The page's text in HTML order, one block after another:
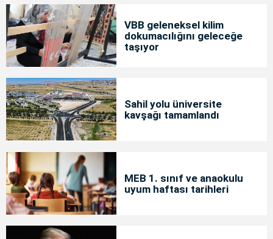
VBB geleneksel kilim
dokumacılığını geleceğe
taşıyor
Sahil yolu üniversite
kavşağı tamamlandı
MEB 1. sınıf ve anaokulu
uyum haftası tarihleri